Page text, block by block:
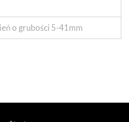
o grubości 5-41mm